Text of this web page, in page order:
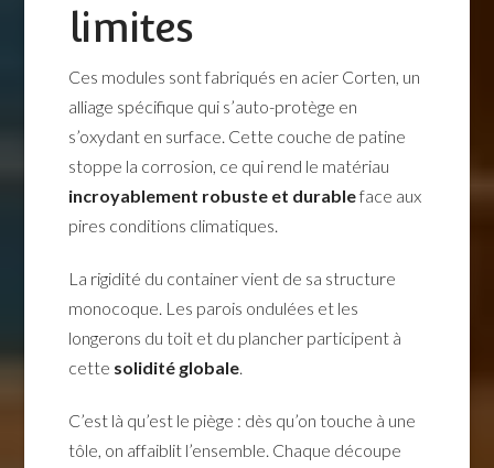
limites
Ces modules sont fabriqués en acier Corten, un
alliage spécifique qui s’auto-protège en
s’oxydant en surface. Cette couche de patine
stoppe la corrosion, ce qui rend le matériau
incroyablement robuste et durableface aux
pires conditions climatiques.
La rigidité du container vient de sa structure
monocoque. Les parois ondulées et les
longerons du toit et du plancher participent à
cette solidité globale.
C’est là qu’est le piège : dès qu’on touche à une
tôle, on affaiblit l’ensemble. Chaque découpe